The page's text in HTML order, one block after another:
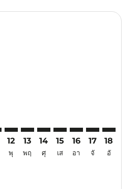
12
พุ
13
พฤ
14
ศุ
15
เส
16
อา
17
จั
18
อั